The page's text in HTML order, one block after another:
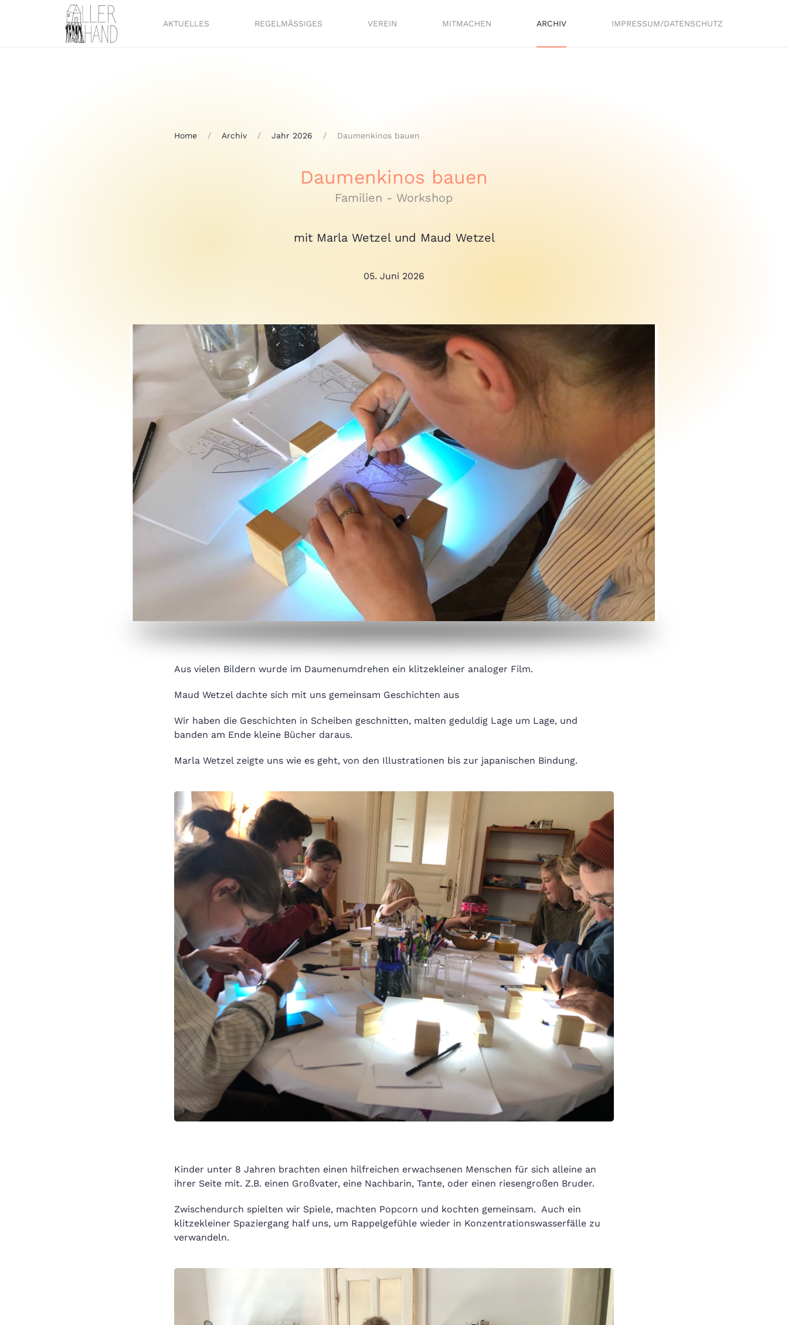
AKTUELLES REGELMÄSSIGES VEREIN MITMACHEN ARCHIV IMPRESSUM/DATENSCHUTZ
Home Archiv Jahr 2026 Daumenkinos bauen
Daumenkinos bauen
Familien - Workshop
mit Marla Wetzel und Maud Wetzel
05. Juni 2026
Aus vielen Bildern wurde im Daumenumdrehen ein klitzekleiner analoger Film.
Maud Wetzel dachte sich mit uns gemeinsam Geschichten aus
Wir haben die Geschichten in Scheiben geschnitten, malten geduldig Lage um Lage, und
banden am Ende kleine Bücher daraus.
Marla Wetzel zeigte uns wie es geht, von den Illustrationen bis zur japanischen Bindung.
Kinder unter 8 Jahren brachten einen hilfreichen erwachsenen Menschen für sich alleine an
ihrer Seite mit. Z.B. einen Großvater, eine Nachbarin, Tante, oder einen riesengroßen Bruder.
Zwischendurch spielten wir Spiele, machten Popcorn und kochten gemeinsam. Auch ein
klitzekleiner Spaziergang half uns, um Rappelgefühle wieder in Konzentrationswasserfälle zu
verwandeln.